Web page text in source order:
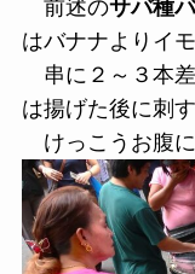
前述のサバ種
はバナナよりイ
串に２～３本
は揚げた後に刺
けっこうお腹に